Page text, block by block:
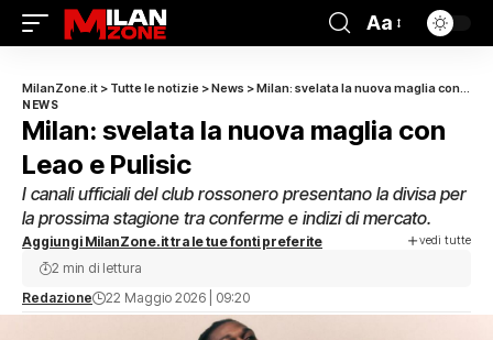
Aa
MilanZone.it > Tutte le notizie >News >Milan: svelata la nuova maglia con Leao e Pulisic
NEWS
Milan: svelata la nuova maglia con
Leao e Pulisic
I canali ufficiali del club rossonero presentano la divisa per
la prossima stagione tra conferme e indizi di mercato.
Aggiungi MilanZone.it tra le tue fonti preferite vedi tutte
Redazione 22 Maggio 2026 | 09:20
2 min di lettura